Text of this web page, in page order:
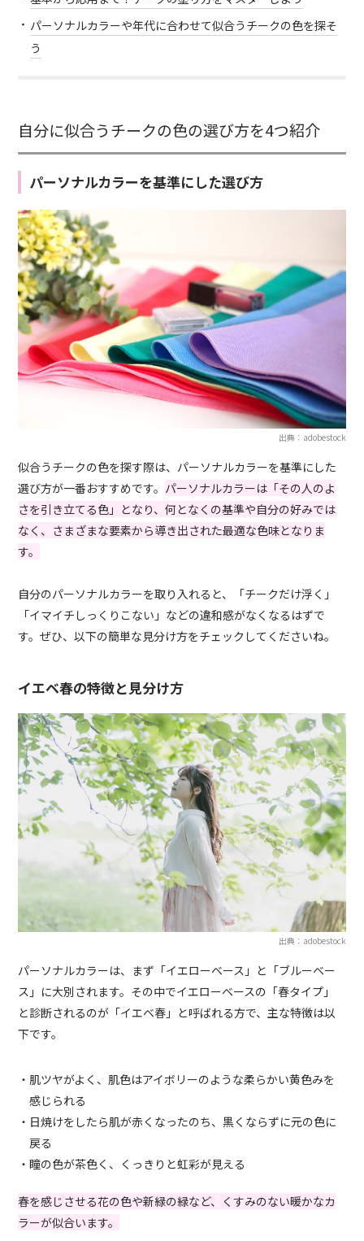
パーソナルカラーや年代に合わせて似合うチークの色を探そ
う
自分に似合うチークの色の選び方を4つ紹介
パーソナルカラーを基準にした選び方
出典：adobestock
似合うチークの色を探す際は、パーソナルカラーを基準にした
選び方が一番おすすめです。 パーソナルカラーは「その人のよ
さを引き立てる色」となり、何となくの基準や自分の好みでは
なく、さまざまな要素から導き出された最適な色味となりま
す。
自分のパーソナルカラーを取り入れると、「チークだけ浮く」
「イマイチしっくりこない」などの違和感がなくなるはずで
す。ぜひ、以下の簡単な見分け方をチェックしてくださいね。
イエベ春の特徴と見分け方
出典：adobestock
パーソナルカラーは、まず「イエローベース」と「ブルーベー
ス」に大別されます。その中でイエローベースの「春タイプ」
と診断されるのが「イエベ春」と呼ばれる方で、主な特徴は以
下です。
・肌ツヤがよく、肌色はアイボリーのような柔らかい黄色みを
感じられる
・日焼けをしたら肌が赤くなったのち、黒くならずに元の色に
戻る
・瞳の色が茶色く、くっきりと虹彩が見える
春を感じさせる花の色や新緑の緑など、くすみのない暖かなカ
ラーが似合います。